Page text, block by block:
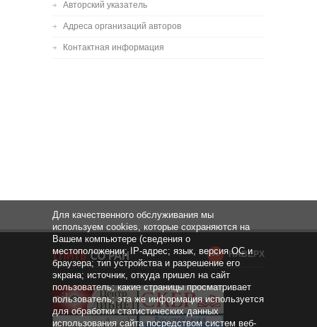
Авторский указатель
Адреса организаций авторов
Контактная информация
НАВЕРХ
Для качественного обслуживания мы
используем cookies, которые сохраняются на
Вашем компьютере (сведения о
местоположении; IP-адрес; язык, версия ОС и
браузера; тип устройства и разрешение его
экрана; источник, откуда пришел на сайт
пользователь; какие страницы просматривает
пользователь; эта же информация используется
для обработки статистических данных
использования сайта посредством систем веб-